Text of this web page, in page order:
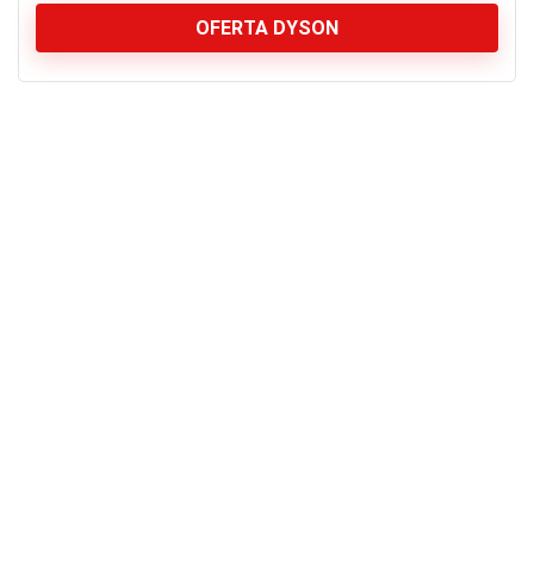
OFERTA DYSON